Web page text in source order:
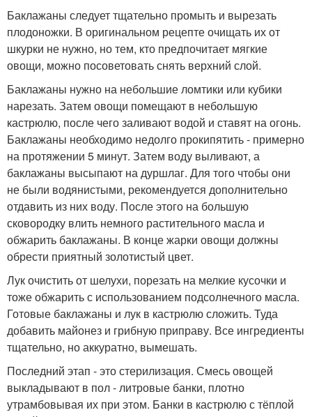
Баклажаны следует тщательно промыть и вырезать
плодоножки. В оригинальном рецепте очищать их от
шкурки не нужно, но тем, кто предпочитает мягкие
овощи, можно посоветовать снять верхний слой.
Баклажаны нужно на небольшие ломтики или кубики
нарезать. Затем овощи помещают в небольшую
кастрюлю, после чего заливают водой и ставят на огонь.
Баклажаны необходимо недолго прокипятить - примерно
на протяжении 5 минут. Затем воду выливают, а
баклажаны высыпают на дуршлаг. Для того чтобы они
не были водянистыми, рекомендуется дополнительно
отдавить из них воду. После этого на большую
сковородку влить немного растительного масла и
обжарить баклажаны. В конце жарки овощи должны
обрести приятный золотистый цвет.
Лук очистить от шелухи, порезать на мелкие кусочки и
тоже обжарить с использованием подсолнечного масла.
Готовые баклажаны и лук в кастрюлю сложить. Туда
добавить майонез и грибную приправу. Все ингредиенты
тщательно, но аккуратно, вымешать.
Последний этап - это стерилизация. Смесь овощей
выкладывают в пол - литровые банки, плотно
утрамбовывая их при этом. Банки в кастрюлю с тёплой